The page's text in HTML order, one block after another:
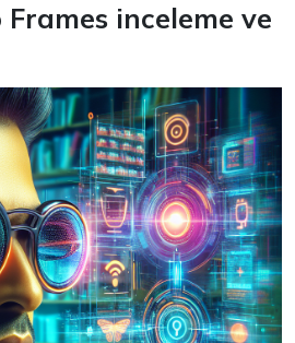
inceleme ve